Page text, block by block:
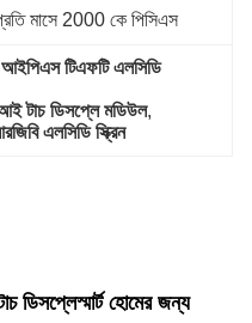
মাসে 2000 কে পিসিএস
টিএফটি এলসিডি
টাচ ডিসপ্লে মডিউল,
এলসিডি স্ক্রিন
ডিসপ্লেস্মার্ট হোমের জন্য